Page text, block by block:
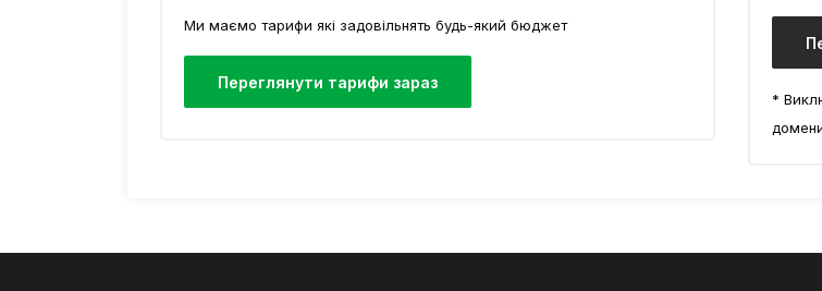
Ми маємо тарифи які задовільнять будь-який бюджет
Переглянути тарифи зараз
*